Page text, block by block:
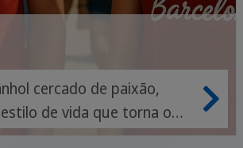
cercado de paixão,
de vida que torna o